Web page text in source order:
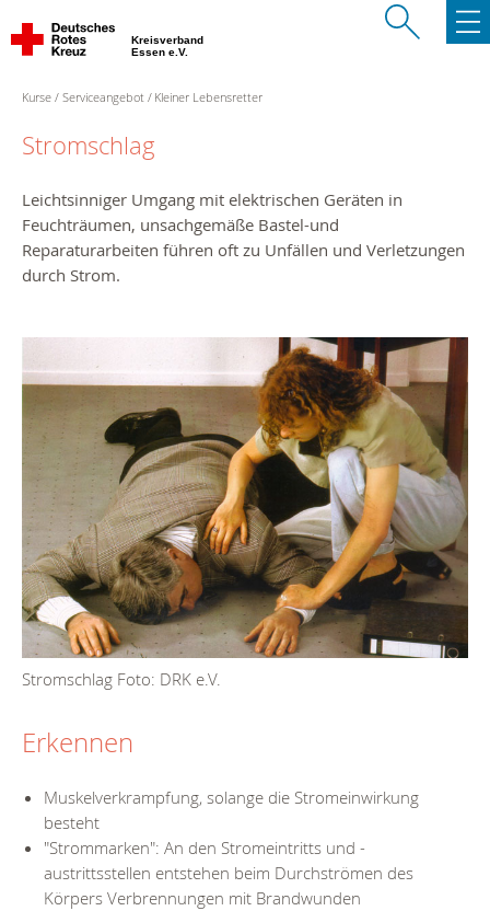
Kreisverband
Essen e.V.
Kurse Serviceangebot Kleiner Lebensretter
Stromschlag
Leichtsinniger Umgang mit elektrischen Geräten in
Feuchträumen, unsachgemäße Bastel-und
Reparaturarbeiten führen oft zu Unfällen und Verletzungen
durch Strom.
Stromschlag Foto: DRK e.V.
Erkennen
Muskelverkrampfung, solange die Stromeinwirkung
besteht
"Strommarken": An den Stromeintritts und -
austrittsstellen entstehen beim Durchströmen des
Körpers Verbrennungen mit Brandwunden